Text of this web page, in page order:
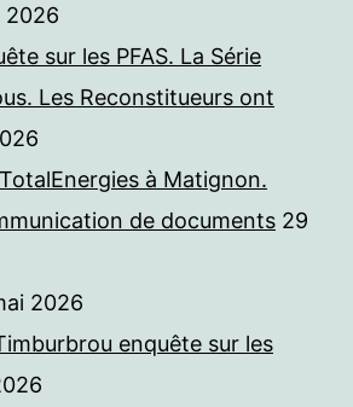
2026
sur les PFAS. La Série
Les Reconstitueurs ont
à Matignon.
de documents 29
2026
enquête sur les